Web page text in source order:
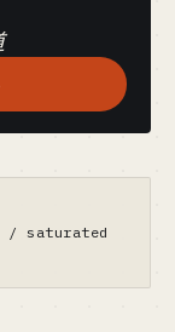
/ saturated